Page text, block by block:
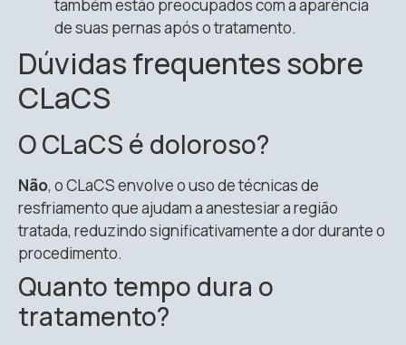
também estão preocupados com a aparência
de suas pernas após o tratamento.
Dúvidas frequentes sobre
CLaCS
O CLaCS é doloroso?
Não, o CLaCS envolve o uso de técnicas de
resfriamento que ajudam a anestesiar a região
tratada, reduzindo significativamente a dor durante o
procedimento.
Quanto tempo dura o
tratamento?